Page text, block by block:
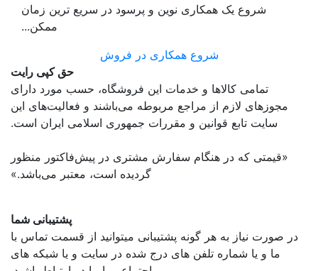
شروع یک همکاری نوین و پرسود در سریع ترین زمان
ممکن...
شروع همکاری در فروش
حق کپی رایت
تمامی كالاها و خدمات اين فروشگاه، حسب مورد دارای
مجوزهای لازم از مراجع مربوطه می‌باشند و فعاليت‌های اين
سايت تابع قوانين و مقررات جمهوری اسلامی ايران است.
«قیمتی که در هنگام سفارش مشتری در پیش‌­فاکتور منظور
گرديده است، معتبر می‌باشد.»
پشتیبانی شما
در صورت نیاز به هر گونه پشتیبانی میتوانید از قسمت تماس با
ما و یا شماره تلفن های درج شده در سایت و یا شبکه های